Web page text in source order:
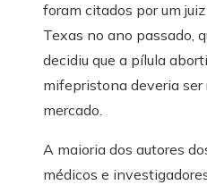
foram citados por um
Texas no ano passado,
decidiu que a pílula
mifepristona deveria ser
mercado.
A maioria dos autores
médicos e